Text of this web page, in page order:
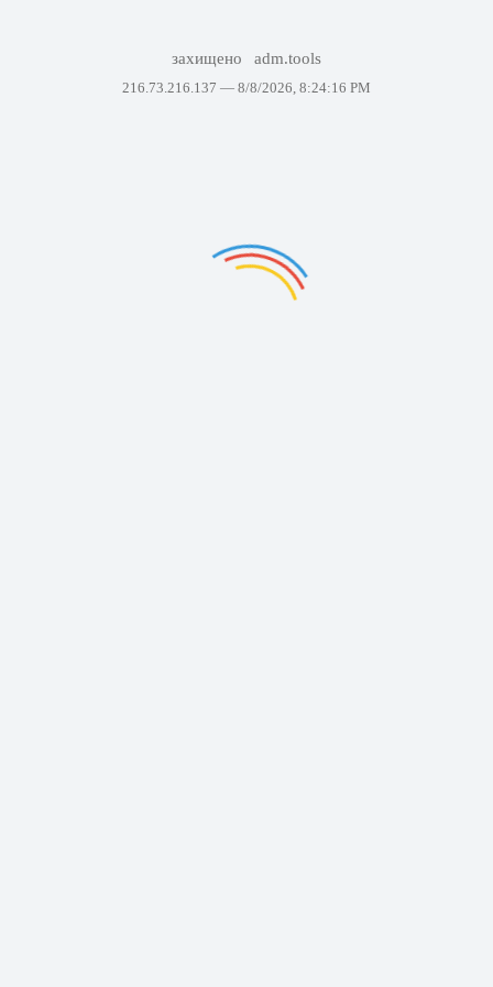
захищено adm.tools
216.73.216.137 — 8/8/2026, 8:24:16 PM